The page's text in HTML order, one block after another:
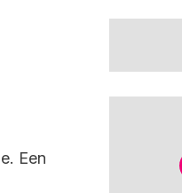
Een